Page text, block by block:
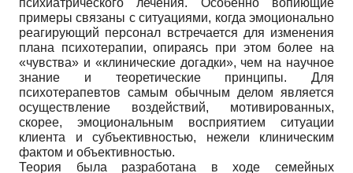
психиатрического лечения. Особенно вопиющие
примеры связаны с ситуациями, когда эмоционально
реагирующий персонал встречается для изменения
плана психотерапии, опираясь при этом более на
«чувства» и «клинические догадки», чем на научное
знание и теоретические принципы. Для
психотерапевтов самым обычным делом является
осуществление воздействий, мотивированных,
скорее, эмоциональным восприятием ситуации
клиента и субъективностью, нежели клиническим
фактом и объективностью.
Теория была разработана в ходе семейных